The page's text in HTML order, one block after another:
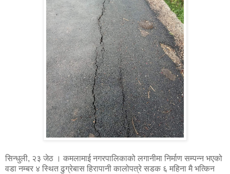
सिन्धुली, २३ जेठ । कमलामाई नगरपालिकाको लगानीमा निर्माण सम्पन्न भएको
वडा नम्बर ४ स्थित ढुग्रेबास हिरापानी कालोपत्रे सडक ६ महिना मै भत्किन